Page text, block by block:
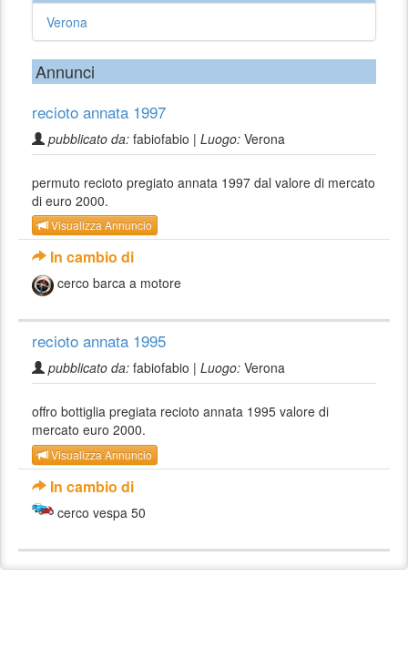
Verona
Annunci
recioto annata 1997
pubblicato da: fabiofabio | Luogo: Verona
permuto recioto pregiato annata 1997 dal valore di mercato
di euro 2000.
Visualizza Annuncio
In cambio di
cerco barca a motore
recioto annata 1995
pubblicato da: fabiofabio | Luogo: Verona
offro bottiglia pregiata recioto annata 1995 valore di
mercato euro 2000.
Visualizza Annuncio
In cambio di
cerco vespa 50